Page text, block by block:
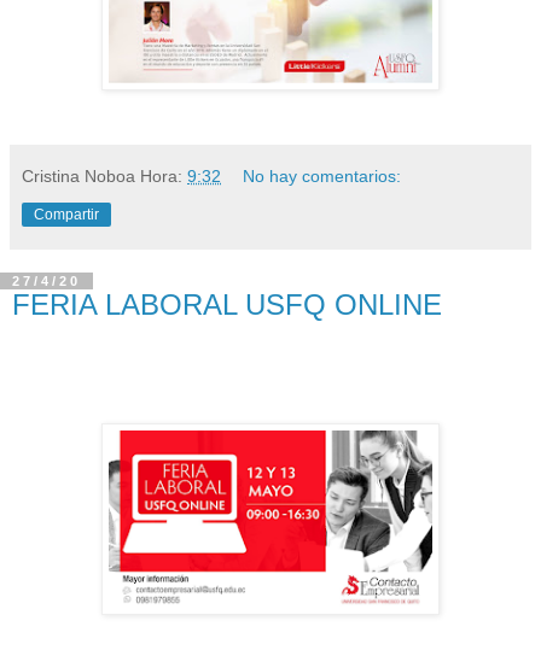
Cristina Noboa Hora: 9:32 No hay comentarios:
Compartir
27/4/20
FERIA LABORAL USFQ ONLINE